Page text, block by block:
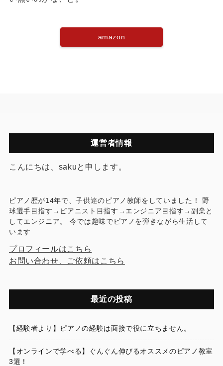
amazon
運営者情報
こんにちは、sakuと申します。
ピアノ歴が14年で、子供達のピアノ教師をしていました！ 野
球選手目指す→ピアニスト目指す→エンジニア目指す→副業と
してエンジニア。 今では趣味でピアノを弾きながら生活して
います
プロフィールはこちら
お問い合わせ、ご依頼はこちら
最近の投稿
【経験者より】ピアノの経験は面接で役に立ちません。
【オンラインで学べる】ぐんぐん伸びるオススメのピアノ教室
3選！